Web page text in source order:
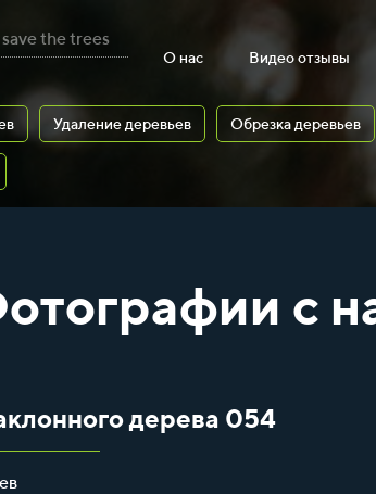
the trees
О нас Видео отзывы
Удаление деревьев Обрезка деревьев
с
дерева 054